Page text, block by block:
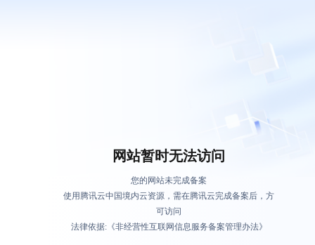
网站暂时无法访问
您的网站未完成备案
使用腾讯云中国境内云资源，需在腾讯云完成备案后，方
可访问
法律依据:《非经营性互联网信息服务备案管理办法》